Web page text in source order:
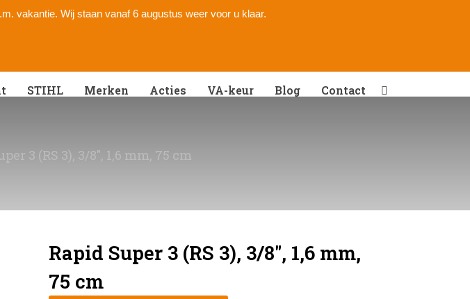
vakantie. Wij staan vanaf 6 augustus weer voor u klaar.
STIHL Merken Acties VA-keur Blog Contact
3 (RS 3), 3/8″, 1,6 mm, 75 cm
Rapid Super 3 (RS 3), 3/8″, 1,6 mm,
75 cm